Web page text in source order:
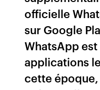
officielle
sur Google
WhatsApp est
applications
cette époque,